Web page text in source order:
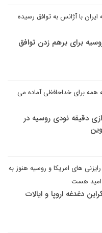
با آژانس به توافق رسیده
برای برهم زدن توافق
همه برای خداحافظی آماده می
دقیقه نودی روسیه در
رایزنی های امریکا و روسیه هنوز به
امید هست
دغدغه اروپا و ایالات